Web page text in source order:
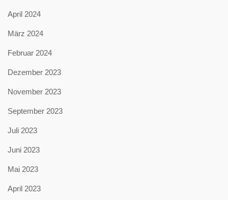
April 2024
März 2024
Februar 2024
Dezember 2023
November 2023
September 2023
Juli 2023
Juni 2023
Mai 2023
April 2023